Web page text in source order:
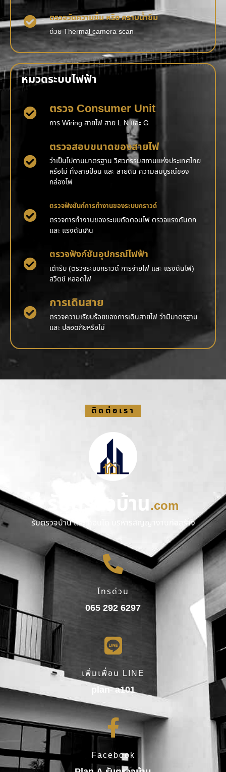
ตรวจวัดความชื้น หรือ คราบน้ำซึม
ด้วย Thermal camera scan
หมวดระบบไฟฟ้า
ตรวจ Consumer Unit
การ Wiring สายไฟ สาย L N และ G
ตรวจสอบขนาดของสายไฟ
ว่าเป็นไปตามมาตรฐาน วิศวกรรมสถานแห่งประเทศไทย
หรือไม่ ทั้งสายป้อน และ สายดิน ความสมบูรณ์ของ
กล่องไฟ
ตรวจฟังชันก์การทำงานของระบบกราวด์
ตรวจการทำงานของระบบตัดตอนไฟ ตรวจแรงดันตก
และ แรงดันเกิน
ตรวจฟังก์ชันอุปกรณ์ไฟฟ้า
เต้ารับ (ตรวจระบบกราวด์ การจ่ายไฟ และ แรงดันไฟ)
สวิตช์ หลอดไฟ
การเดินสาย
ตรวจความเรียบร้อยของการเดินสายไฟ ว่ามีมาตรฐาน
และ ปลอดภัยหรือไม่
ติดต่อเรา
รับตรวจบ้าน.com
รับตรวจบ้าน และ คอนโด บริหารสัญญางานก่อสร้าง
โทรด่วน
065 292 6297
เพิ่มเพื่อน LINE
plan_a101
Facebook